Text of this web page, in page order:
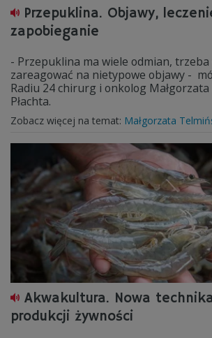
Przepuklina. Objawy,
zapobieganie
- Przepuklina ma wiele odmian, trzeba
zareagować na nietypowe objawy -
Radiu 24 chirurg i onkolog
Płachta.
Zobacz więcej na temat: Małgorzata
Akwakultura. Nowa
produkcji żywności